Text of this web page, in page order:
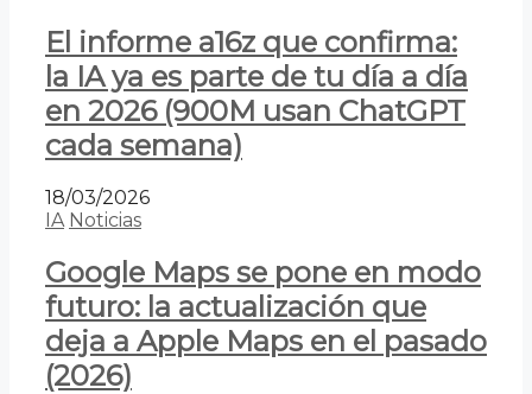
El informe a16z que confirma:
la IA ya es parte de tu día a día
en 2026 (900M usan ChatGPT
cada semana)
18/03/2026
IA Noticias
Google Maps se pone en modo
futuro: la actualización que
deja a Apple Maps en el pasado
(2026)